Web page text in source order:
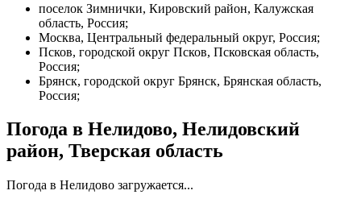
поселок Зимнички, Кировский район, Калужская
область, Россия;
Москва, Центральный федеральный округ, Россия;
Псков, городской округ Псков, Псковская область,
Россия;
Брянск, городской округ Брянск, Брянская область,
Россия;
Погода в Нелидово, Нелидовский
район, Тверская область
Погода в Нелидово загружается...